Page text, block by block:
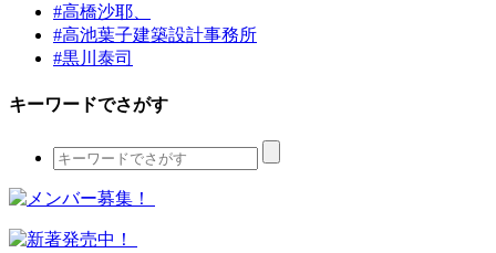
#高橋沙耶、
#高池葉子建築設計事務所
#黒川泰司
キーワードでさがす